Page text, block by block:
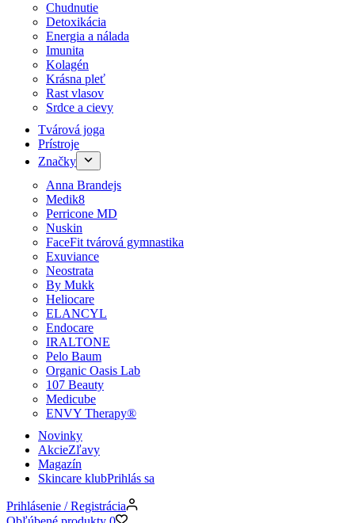
Chudnutie
Detoxikácia
Energia a nálada
Imunita
Kolagén
Krásna pleť
Rast vlasov
Srdce a cievy
Tvárová joga
Prístroje
Značky
Anna Brandejs
Medik8
Perricone MD
Nuskin
FaceFit tvárová gymnastika
Exuviance
Neostrata
By Mukk
Heliocare
ELANCYL
Endocare
IRALTONE
Pelo Baum
Organic Oasis Lab
107 Beauty
Medicube
ENVY Therapy®
Novinky
AkcieZľavy
Magazín
Skincare klubPrihlás sa
Prihlásenie / Registrácia